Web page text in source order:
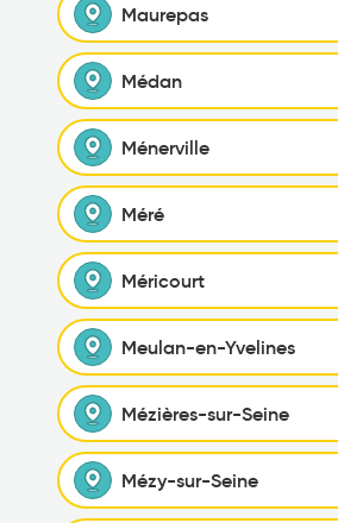
Maurepas
Médan
Ménerville
Méré
Méricourt
Meulan-en-Yvelines
Mézières-sur-Seine
Mézy-sur-Seine